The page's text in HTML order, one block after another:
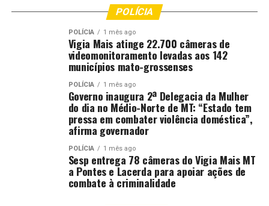
POLÍCIA
POLÍCIA 1 mês ago
Vigia Mais atinge 22.700 câmeras de
videomonitoramento levadas aos 142
municípios mato-grossenses
POLÍCIA 1 mês ago
Governo inaugura 2ª Delegacia da Mulher
do dia no Médio-Norte de MT: “Estado tem
pressa em combater violência doméstica”,
afirma governador
POLÍCIA 1 mês ago
Sesp entrega 78 câmeras do Vigia Mais MT
a Pontes e Lacerda para apoiar ações de
combate à criminalidade